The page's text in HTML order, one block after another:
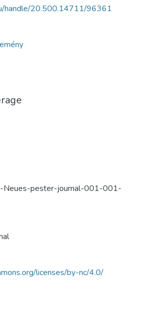
handle/20.500.14711/96361
pester-journal-001-001-
licenses/by-nc/4.0/